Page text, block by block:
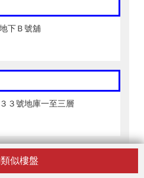
似樓盤
下Ｂ號舖
３號地庫一至三層